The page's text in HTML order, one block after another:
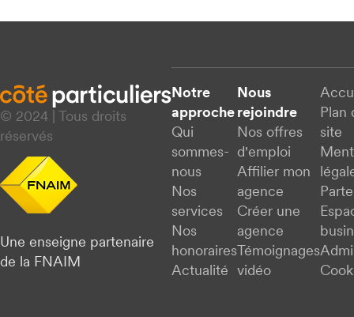
© 2024 | Tous droits
réservés
Une enseigne partenaire
de la FNAIM
Notre
approche
Qui
sommes-
nous
Nos
services
Nos
honoraires
Actualité
Nous
rejoindre
Nos offres
d'emploi
Affilier mon
agence
Créer une
agence
Témoignages
vidéo
Plan
site